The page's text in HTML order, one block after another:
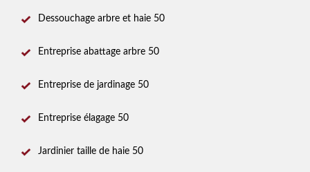
Dessouchage arbre et haie 50
Entreprise abattage arbre 50
Entreprise de jardinage 50
Entreprise élagage 50
Jardinier taille de haie 50